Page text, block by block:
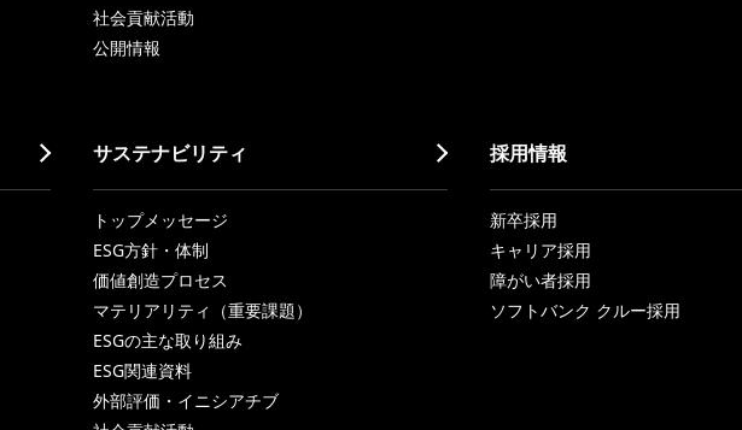
社会貢献活動
公開情報
サステナビリティ
トップメッセージ
ESG方針・体制
価値創造プロセス
マテリアリティ（重要課題）
ESGの主な取り組み
ESG関連資料
外部評価・イニシアチブ
採用情報
新卒採用
キャリア採用
障がい者採用
ソフトバンク クルー採用